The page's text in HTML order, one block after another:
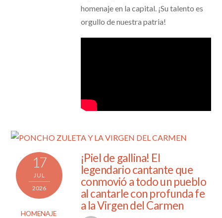
homenaje en la capital. ¡Su talento es
orgullo de nuestra patria!
17
JUL
2026
HOMENAJE
¡Piel de gallina! El
legendario cantante que
conmovió a todo un pueblo
al cantarle con profunda fe
a la Virgen del Carmen